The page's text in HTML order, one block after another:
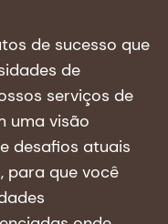
Global de
Saúde, 2025.
os
uma
Public Health
[Acessado em:
maintain a
de sucesso que
de
serviços de
uma visão
desafios atuais
para que você